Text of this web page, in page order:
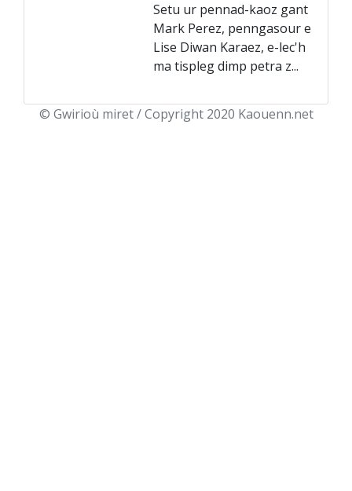
Setu ur pennad-kaoz gant
Mark Perez, penngasour e
Lise Diwan Karaez, e-lec'h
ma tispleg dimp petra z...
© Gwirioù miret / Copyright 2020 Kaouenn.net